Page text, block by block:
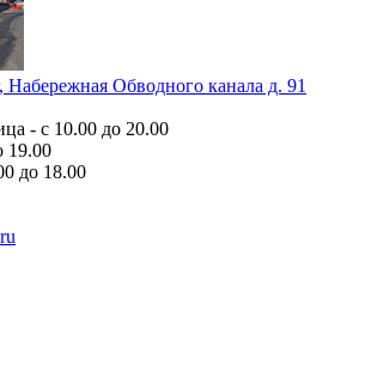
Набережная Обводного канала д. 91
- с 10.00 до 20.00
19.00
до 18.00